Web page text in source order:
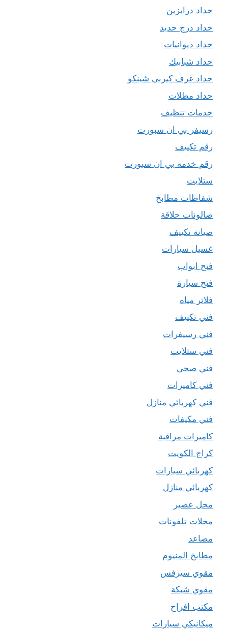
حداد درابزين
حداد درج حديد
حداد ديوانيات
حداد شبابيك
حداد غرف كيربي شينكو
حداد مظلات
خدمات تنظيف
رسيفر بي ان سبورت
رقم تكييف
رقم خدمة بي ان سبورت
ستلايت
شفاطات مطابخ
صالونات حلاقة
صيانة تكييف
غسيل سيارات
فتح ابواب
فتح سيارة
فلاتر مياه
فني تكييف
فني رسيفرات
فني ستلايت
فني صحي
فني كاميرات
فني كهربائي منازل
فني مكيفات
كاميرات مراقبة
كراج الكويت
كهربائي سيارات
كهربائي منازل
محل عصير
محلات تلفونات
مصاعد
مطابخ المنيوم
مقوي سيرفس
مقوي شبكة
مكتب افراح
ميكانيكي سيارات